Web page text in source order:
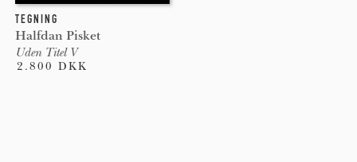
TEGNING
Halfdan Pisket
Uden Titel V
2.800 DKK